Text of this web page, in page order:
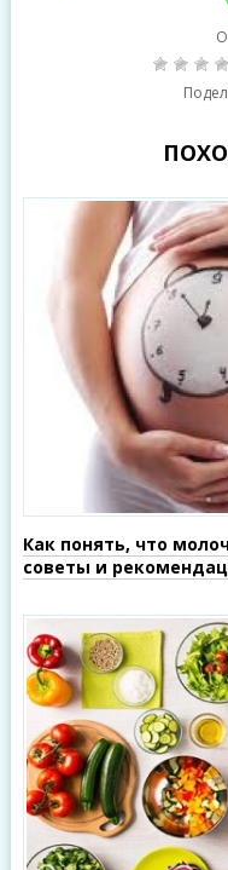
Как понять, что
советы и